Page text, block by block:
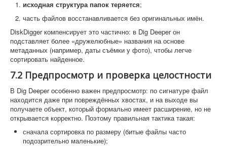
исходная структура папок теряется;
часть файлов восстанавливается без оригинальных имён.
DiskDigger компенсирует это частично: в Dig Deeper он
подставляет более «дружелюбные» названия на основе
метаданных (например, даты съёмки у фото), чтобы легче
сортировать найденное.
7.2 Предпросмотр и проверка целостности
В Dig Deeper особенно важен предпросмотр: по сигнатуре файл
находится даже при повреждённых хвостах, и на выходе вы
получаете объект, который формально имеет расширение, но не
открывается корректно. Поэтому правильная тактика такая:
сначала сортировка по размеру (битые файлы часто
подозрительно маленькие);